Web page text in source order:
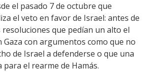
el pasado 7 de octubre que
el veto en favor de Israel: antes de
que pedían un alto el
con argumentos como que no
de Israel a defenderse o que una
el rearme de Hamás.